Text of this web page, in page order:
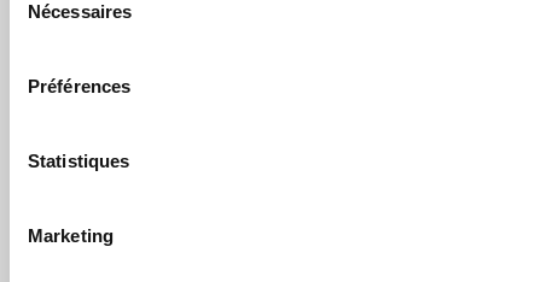
Nécessaires
Préférences
Statistiques
Marketing